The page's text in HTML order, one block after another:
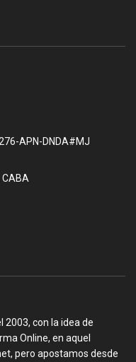
APN-DNDA#MJ
2003, con la idea de
Online, en aquel
pero apostamos desde